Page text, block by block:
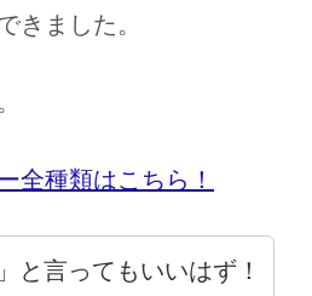
きました。
全種類はこちら！
と言ってもいいはず！